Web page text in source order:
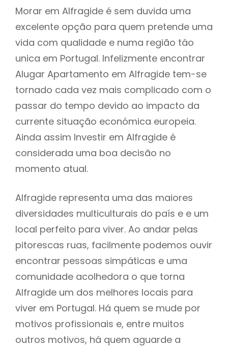
Morar em Alfragide é sem duvida uma
excelente opção para quem pretende uma
vida com qualidade e numa região táo
unica em Portugal. Infelizmente encontrar
Alugar Apartamento em Alfragide tem-se
tornado cada vez mais complicado com o
passar do tempo devido ao impacto da
currente situação económica europeia.
Ainda assim Investir em Alfragide é
considerada uma boa decisão no
momento atual.
Alfragide representa uma das maiores
diversidades multiculturais do país e e um
local perfeito para viver. Ao andar pelas
pitorescas ruas, facilmente podemos ouvir
encontrar pessoas simpáticas e uma
comunidade acolhedora o que torna
Alfragide um dos melhores locais para
viver em Portugal. Há quem se mude por
motivos profissionais e, entre muitos
outros motivos, há quem aguarde a